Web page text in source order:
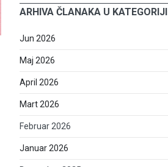
ARHIVA ČLANAKA U KATEGORIJI
Jun 2026
Maj 2026
April 2026
Mart 2026
Februar 2026
Januar 2026